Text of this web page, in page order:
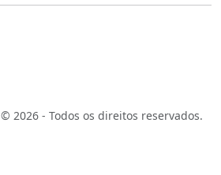
© 2026 - Todos os direitos reservados.